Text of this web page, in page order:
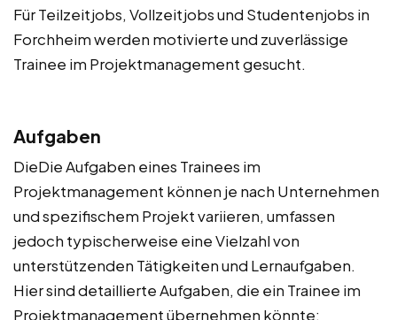
Für Teilzeitjobs, Vollzeitjobs und Studentenjobs in
Forchheim werden motivierte und zuverlässige
Trainee im Projektmanagement gesucht.
Aufgaben
DieDie Aufgaben eines Trainees im
Projektmanagement können je nach Unternehmen
und spezifischem Projekt variieren, umfassen
jedoch typischerweise eine Vielzahl von
unterstützenden Tätigkeiten und Lernaufgaben.
Hier sind detaillierte Aufgaben, die ein Trainee im
Projektmanagement übernehmen könnte: